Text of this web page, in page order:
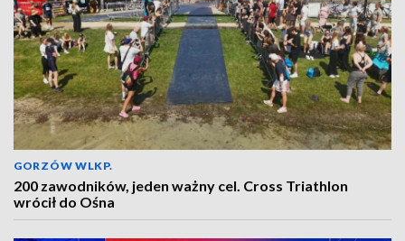
GORZÓW WLKP.
200 zawodników, jeden ważny cel. Cross Triathlon
wrócił do Ośna